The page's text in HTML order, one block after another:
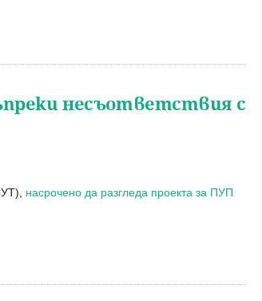
несъответствия с
насрочено да разгледа проекта за ПУП